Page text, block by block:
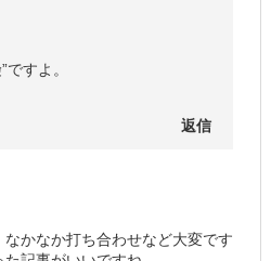
ですよ。
返信
かなか打ち合わせなど大変です